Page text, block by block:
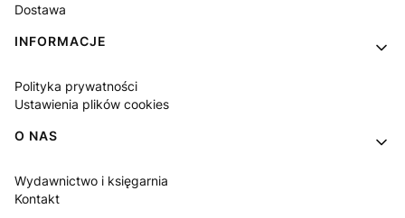
Dostawa
INFORMACJE
Polityka prywatności
Ustawienia plików cookies
O NAS
Wydawnictwo i księgarnia
Kontakt